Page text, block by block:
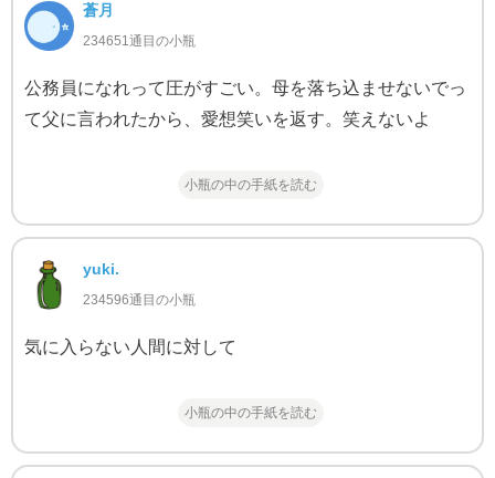
蒼月
234651通目の小瓶
公務員になれって圧がすごい。母を落ち込ませないでっ
て父に言われたから、愛想笑いを返す。笑えないよ
小瓶の中の手紙を読む
yuki.
234596通目の小瓶
気に入らない人間に対して
小瓶の中の手紙を読む